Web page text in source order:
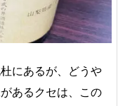
にあるが、どうや
あるクセは、この